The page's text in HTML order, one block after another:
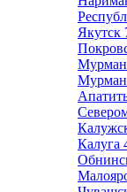
Якутск
Калуга